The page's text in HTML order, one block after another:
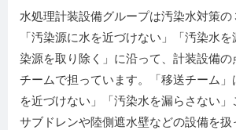
水処理計装設備グループは汚染水対策
「汚染源に水を近づけない」「汚染水
染源を取り除く」に沿って、計装設備
チームで担っています。「移送チーム」
を近づけない」「汚染水を漏らさない」
サブドレンや陸側遮水壁などの設備を